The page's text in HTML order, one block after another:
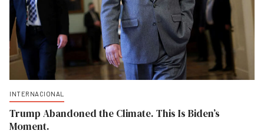
INTERNACIONAL
Trump Abandoned the Climate. This Is Biden’s
Moment.